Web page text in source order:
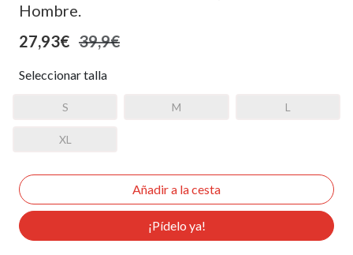
Hombre.
27,93€ 39,9€
Seleccionar talla
S M L
XL
¡Pídelo ya!